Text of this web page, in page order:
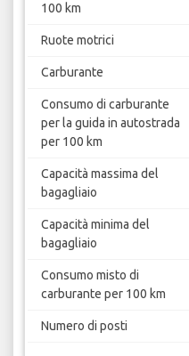
100 km
Ruote motrici
Carburante
Consumo di carburante
per la guida in autostrada
per 100 km
Capacità massima del
bagagliaio
Capacità minima del
bagagliaio
Consumo misto di
carburante per 100 km
Numero di posti